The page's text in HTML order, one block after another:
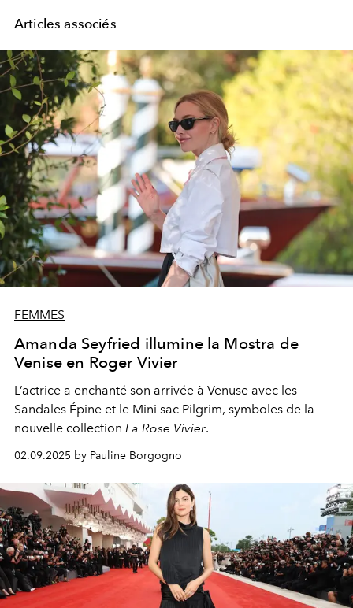
Articles associés
FEMMES
Amanda Seyfried illumine la Mostra de
Venise en Roger Vivier
L’actrice a enchanté son arrivée à Venuse avec les
Sandales Épine et le Mini sac Pilgrim, symboles de la
nouvelle collection La Rose Vivier.
02.09.2025 by Pauline Borgogno